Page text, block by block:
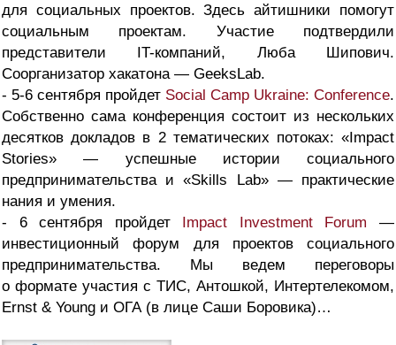
для социальных проектов. Здесь айтишники помогут
социальным проектам. Участие подтвердили
представители IT-компаний, Люба Шипович.
Соорганизатор хакатона — GeeksLab.
- 5-6 сентября пройдет Social Camp Ukraine: Conference.
Собственно сама конференция состоит из нескольких
десятков докладов в 2 тематических потоках: «Impact
Stories» — успешные истории социального
предпринимательства и «Skills Lab» — практические
нания и умения.
- 6 сентября пройдет
Impact Investment Forum —
инвестиционный форум для проектов социального
предпринимательства. Мы ведем переговоры
о формате участия с ТИС, Антошкой, Интертелекомом,
Ernst & Young и ОГА (в лице Саши Боровика)…